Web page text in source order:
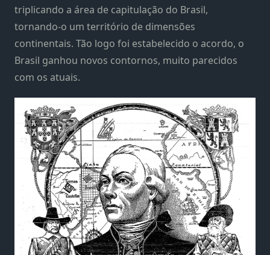
triplicando a área de capitulação do Brasil,
tornando-o um território de dimensões
continentais. Tão logo foi estabelecido o acordo, o
Brasil ganhou novos contornos, muito parecidos
com os atuais.